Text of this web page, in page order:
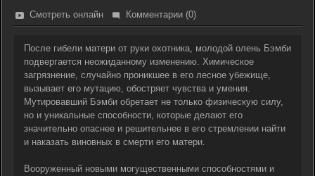
Смотреть онлайн
Комментарии (0)
После гибели матери от руки охотника, молодой олень Бэмби
подвергается неожиданному изменению. Химическое
загрязнение, случайно проникшее в его лесное убежище,
вызывает его мутацию, обостряет чувства и умения.
Мутировавший Бэмби обретает не только физическую силу,
но и уникальные способности, которые делают его
значительно опаснее и решительнее в его стремлении найти
и наказать виновных в смерти его матери.
Вооруженный новыми могущественными способностями и